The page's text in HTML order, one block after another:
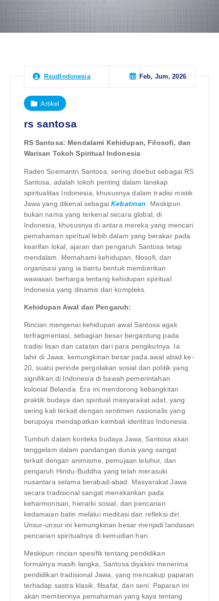
RsudIndonesia Feb, Jum, 2026
Artikel
rs santosa
RS Santosa: Mendalami Kehidupan, Filosofi, dan
Warisan Tokoh Spiritual Indonesia
Raden Soemantri Santosa, sering disebut sebagai RS
Santosa, adalah tokoh penting dalam lanskap
spiritualitas Indonesia, khususnya dalam tradisi mistik
Jawa yang dikenal sebagaiKebatinan . Meskipun
bukan nama yang terkenal secara global, di
Indonesia, khususnya di antara mereka yang mencari
pemahaman spiritual lebih dalam yang berakar pada
kearifan lokal, ajaran dan pengaruh Santosa tetap
mendalam. Memahami kehidupan, filosofi, dan
organisasi yang ia bantu bentuk memberikan
wawasan berharga tentang kehidupan spiritual
Indonesia yang dinamis dan kompleks.
Kehidupan Awal dan Pengaruh:
Rincian mengenai kehidupan awal Santosa agak
terfragmentasi, sebagian besar bergantung pada
tradisi lisan dan catatan dari para pengikutnya. Ia
lahir di Jawa, kemungkinan besar pada awal abad ke-
20, suatu periode pergolakan sosial dan politik yang
signifikan di Indonesia di bawah pemerintahan
kolonial Belanda. Era ini mendorong kebangkitan
praktik budaya dan spiritual masyarakat adat, yang
sering kali terkait dengan sentimen nasionalis yang
berupaya mendapatkan kembali identitas Indonesia.
Tumbuh dalam konteks budaya Jawa, Santosa akan
tenggelam dalam pandangan dunia yang sangat
terkait dengan animisme, pemujaan leluhur, dan
pengaruh Hindu-Buddha yang telah merasuki
nusantara selama berabad-abad. Masyarakat Jawa
secara tradisional sangat menekankan pada
keharmonisan, hierarki sosial, dan pencarian
kedamaian batin melalui meditasi dan refleksi diri.
Unsur-unsur ini kemungkinan besar menjadi landasan
pencarian spiritualnya di kemudian hari.
Meskipun rincian spesifik tentang pendidikan
formalnya masih langka, Santosa diyakini menerima
pendidikan tradisional Jawa, yang mencakup paparan
terhadap sastra klasik, filsafat, dan seni. Paparan ini
akan memberinya pemahaman yang kaya tentang